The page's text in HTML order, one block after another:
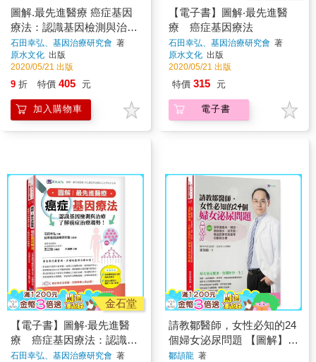
圖解.最先進醫療 癌症基因
療法：認識基因檢測與治
療，了解癌症治療趨勢！
石田幸弘、基因治療研究會 著
原水文化 出版
2020/05/21 出版
9 折 特價 405 元
加入購物車
【電子書】圖解‧最先進醫
療 癌症基因療法
石田幸弘、基因治療研究會 著
原水文化 出版
2020/05/21 出版
特價 315 元
電子書
金石堂
【電子書】圖解‧最先進醫
療 癌症基因療法：認識基
因檢測與治療，了解癌症治
石田幸弘、基因治療研究會 著
請教鄒醫師，女性必知的24
個婦女泌尿問題 【圖解】泌
尿道感染、頻尿、膀胱發
鄒頡龍 著